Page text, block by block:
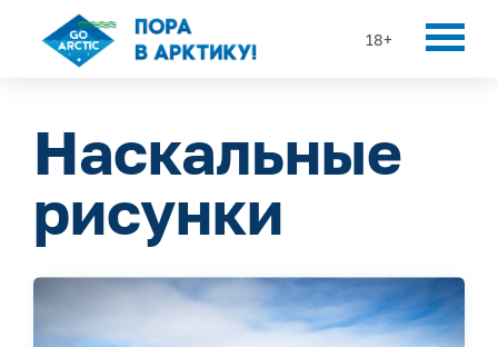
18+
Наскальные
рисунки